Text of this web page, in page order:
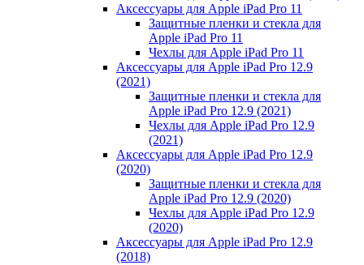
Аксессуары для Apple iPad Pro 11
Защитные пленки и стекла для
Apple iPad Pro 11
Чехлы для Apple iPad Pro 11
Аксессуары для Apple iPad Pro 12.9
(2021)
Защитные пленки и стекла для
Apple iPad Pro 12.9 (2021)
Чехлы для Apple iPad Pro 12.9
(2021)
Аксессуары для Apple iPad Pro 12.9
(2020)
Защитные пленки и стекла для
Apple iPad Pro 12.9 (2020)
Чехлы для Apple iPad Pro 12.9
(2020)
Аксессуары для Apple iPad Pro 12.9
(2018)